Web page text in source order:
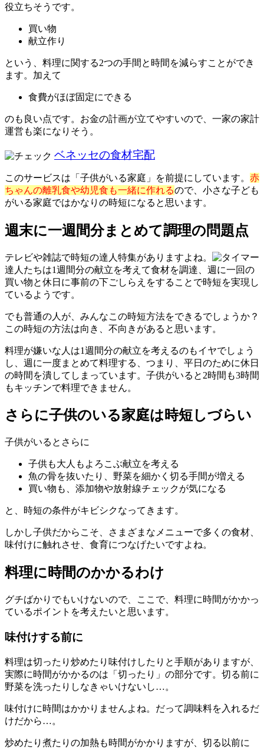
役立ちそうです。
買い物
献立作り
という、料理に関する2つの手間と時間を減らすことができ
ます。加えて
食費がほぼ固定にできる
のも良い点です。お金の計画が立てやすいので、一家の家計
運営も楽になりそう。
ベネッセの食材宅配
このサービスは「子供がいる家庭」を前提にしています。 赤
ちゃんの離乳食や幼児食も一緒に作れるので、小さな子ども
がいる家庭ではかなりの時短になると思います。
週末に一週間分まとめて調理の問題点
テレビや雑誌で時短の達人特集がありますよね。
達人たちは1週間分の献立を考えて食材を調達、週に一回の
買い物と休日に事前の下ごしらえをすることで時短を実現し
ているようです。
でも普通の人が、みんなこの時短方法をできるでしょうか？
この時短の方法は向き、不向きがあると思います。
料理が嫌いな人は1週間分の献立を考えるのもイヤでしょう
し、週に一度まとめて料理する、つまり、平日のために休日
の時間を潰してしまっています。子供がいると2時間も3時間
もキッチンで料理できません。
さらに子供のいる家庭は時短しづらい
子供がいるとさらに
子供も大人もよろこぶ献立を考える
魚の骨を抜いたり、野菜を細かく切る手間が増える
買い物も、添加物や放射線チェックが気になる
と、時短の条件がキビシクなってきます。
しかし子供だからこそ、さまざまなメニューで多くの食材、
味付けに触れさせ、食育につなげたいですよね。
料理に時間のかかるわけ
グチばかりでもいけないので、ここで、料理に時間がかかっ
ているポイントを考えたいと思います。
味付けする前に
料理は切ったり炒めたり味付けしたりと手順がありますが、
実際に時間がかかるのは「切ったり」の部分です。切る前に
野菜を洗ったりしなきゃいけないし…。
味付けに時間はかかりませんよね。だって調味料を入れるだ
けだから…。
炒めたり煮たりの加熱も時間がかかりますが、切る以前に